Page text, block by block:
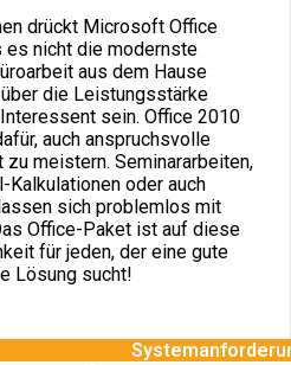
drückt Microsoft Office
es nicht die modernste
aus dem Hause
die Leistungsstärke
sein. Office 2010
auch anspruchsvolle
meistern. Seminararbeiten,
oder auch
sich problemlos mit
Office-Paket ist auf diese
für jeden, der eine gute
Lösung sucht!